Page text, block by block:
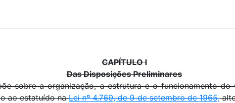
CAPÍTULO I
Das Disposições Preliminares
a organização, a estrutura e o funcionamento do
ao estatuído naLei nº 4.769, de 9 de setembro de 1965,